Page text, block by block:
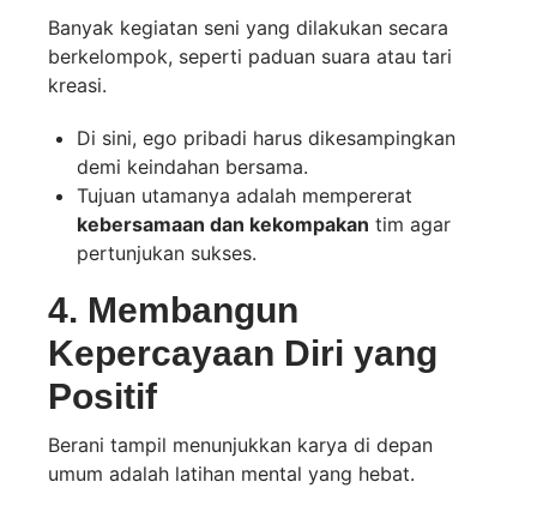
Banyak kegiatan seni yang dilakukan secara
berkelompok, seperti paduan suara atau tari
kreasi.
Di sini, ego pribadi harus dikesampingkan
demi keindahan bersama.
Tujuan utamanya adalah mempererat
kebersamaan dan kekompakan tim agar
pertunjukan sukses.
4. Membangun
Kepercayaan Diri yang
Positif
Berani tampil menunjukkan karya di depan
umum adalah latihan mental yang hebat.